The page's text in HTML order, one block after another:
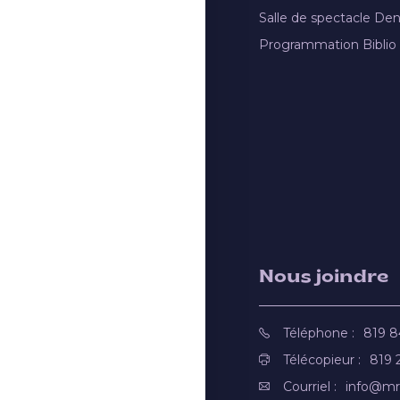
Salle de spectacle
Programmation Biblio
Nous joindre
Téléphone :
819
Télécopieur :
819
Courriel :